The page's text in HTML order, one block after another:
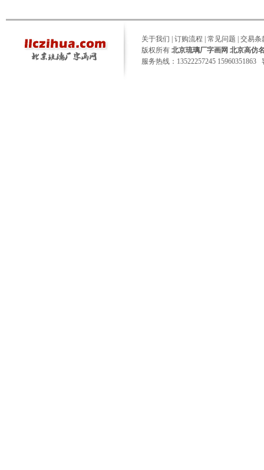
关于我们 订购流程 常见问题
交易条
版权所有 北京琉璃厂字画网 北京高仿
服务热线：13522257245 15960351863